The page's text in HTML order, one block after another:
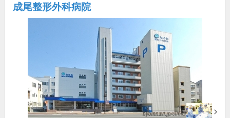
成尾整形外科病院